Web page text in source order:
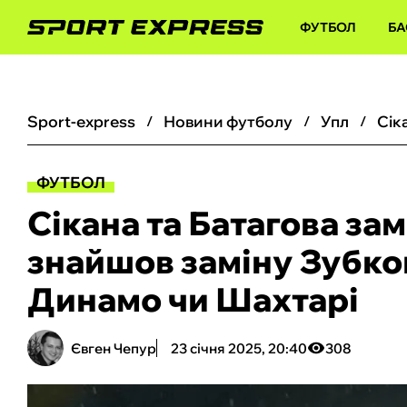
ФУТБОЛ
sport-express новини футболу упл
ФУТБОЛ
Сікана та Батагова
знайшов заміну
Динамо чи Шахтарі
Євген Чепур 23 січня 2025, 20:40 308